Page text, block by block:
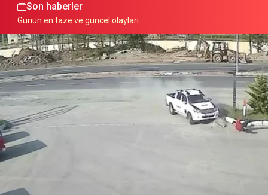
Son haberler
Günün en taze ve güncel olayları